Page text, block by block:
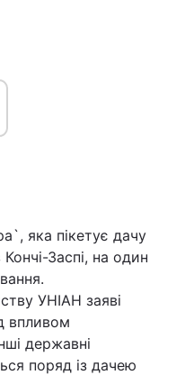
яка пікетує дачу
Заспі, на один
УНІАН заяві
впливом
державні
поряд із дачею